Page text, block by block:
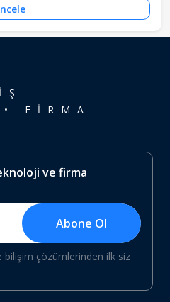
FİRMA
ve firma
Abone Ol
bilişim çözümlerinden ilk siz